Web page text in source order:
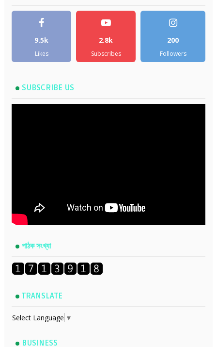
9.5k
Likes
2.8k
Subscribes
200
Followers
SUBSCRIBE US
পাঠক সংখ্যা
TRANSLATE
Select Language ▼
BUSINESS